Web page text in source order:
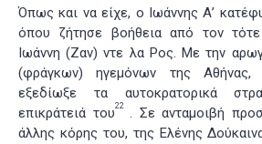
Όπως και να είχε, ο Ιωάννης Α’
όπου ζήτησε βοήθεια από τον
Ιωάννη (Ζαν) ντε λα Ρος. Με την
(φράγκων) ηγεμόνων της Αθήνας,
εξεδίωξε τα αυτοκρατορικά
επικράτειά του22
. Σε ανταμοιβή
άλλης κόρης του, της Ελένης